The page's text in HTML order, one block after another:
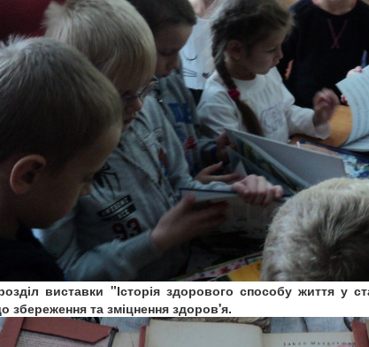
виставки "Історія здорового способу життя у
збереження та зміцнення здоров'я.